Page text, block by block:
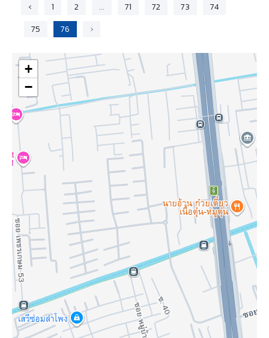
‹ 1 2 ... 71 72 73
74
75
76 ›
+
−